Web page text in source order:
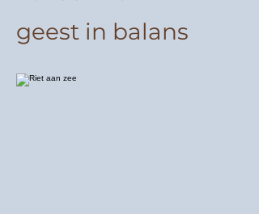
geest in balans